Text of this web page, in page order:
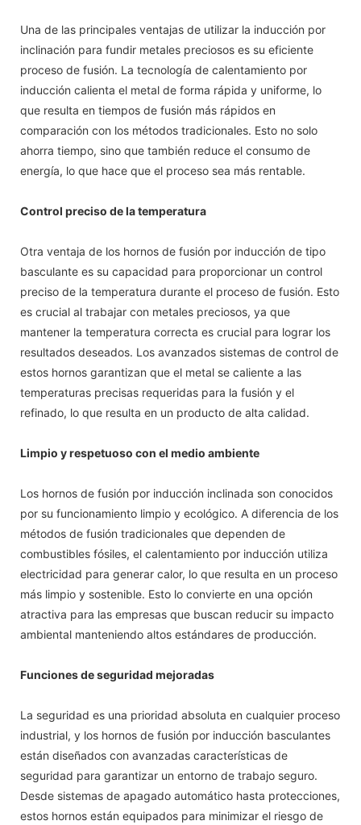
Una de las principales ventajas de utilizar la inducción por
inclinación para fundir metales preciosos es su eficiente
proceso de fusión. La tecnología de calentamiento por
inducción calienta el metal de forma rápida y uniforme, lo
que resulta en tiempos de fusión más rápidos en
comparación con los métodos tradicionales. Esto no solo
ahorra tiempo, sino que también reduce el consumo de
energía, lo que hace que el proceso sea más rentable.
Control preciso de la temperatura
Otra ventaja de los hornos de fusión por inducción de tipo
basculante es su capacidad para proporcionar un control
preciso de la temperatura durante el proceso de fusión. Esto
es crucial al trabajar con metales preciosos, ya que
mantener la temperatura correcta es crucial para lograr los
resultados deseados. Los avanzados sistemas de control de
estos hornos garantizan que el metal se caliente a las
temperaturas precisas requeridas para la fusión y el
refinado, lo que resulta en un producto de alta calidad.
Limpio y respetuoso con el medio ambiente
Los hornos de fusión por inducción inclinada son conocidos
por su funcionamiento limpio y ecológico. A diferencia de los
métodos de fusión tradicionales que dependen de
combustibles fósiles, el calentamiento por inducción utiliza
electricidad para generar calor, lo que resulta en un proceso
más limpio y sostenible. Esto lo convierte en una opción
atractiva para las empresas que buscan reducir su impacto
ambiental manteniendo altos estándares de producción.
Funciones de seguridad mejoradas
La seguridad es una prioridad absoluta en cualquier proceso
industrial, y los hornos de fusión por inducción basculantes
están diseñados con avanzadas características de
seguridad para garantizar un entorno de trabajo seguro.
Desde sistemas de apagado automático hasta protecciones,
estos hornos están equipados para minimizar el riesgo de